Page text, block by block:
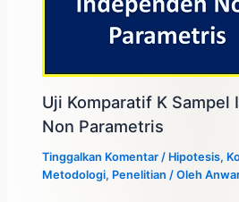
Uji Komparatif K Sampel
Non Parametris
Tinggalkan Komentar / Hipotesis,
Metodologi, Penelitian / Oleh